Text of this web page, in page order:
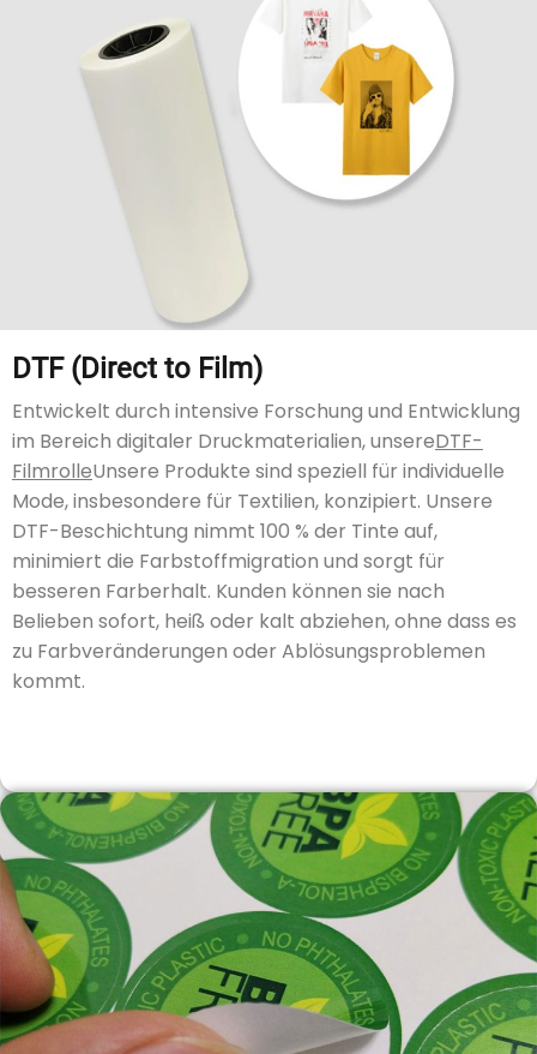
DTF (Direct to Film)
Entwickelt durch intensive Forschung und Entwicklung
im Bereich digitaler Druckmaterialien, unsereDTF-
FilmrolleUnsere Produkte sind speziell für individuelle
Mode, insbesondere für Textilien, konzipiert. Unsere
DTF-Beschichtung nimmt 100 % der Tinte auf,
minimiert die Farbstoffmigration und sorgt für
besseren Farberhalt. Kunden können sie nach
Belieben sofort, heiß oder kalt abziehen, ohne dass es
zu Farbveränderungen oder Ablösungsproblemen
kommt.